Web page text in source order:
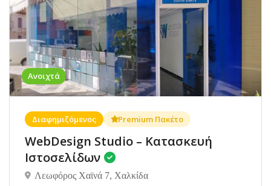
Ανοιχτά
Διαφημιζόμενος Premium Πακέτο
WebDesign Studio – Κατασκευή
Ιστοσελίδων
Λεωφόρος Χαϊνά 7, Χαλκίδα